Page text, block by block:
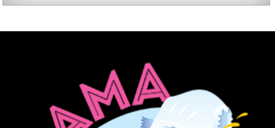
спечели четири мача без загубен сет. Така руснакът с наш